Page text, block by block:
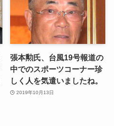
張本勲氏、台風19号報道の
中でのスポーツコーナー珍
しく人を気遣いましたね。
2019年10月13日